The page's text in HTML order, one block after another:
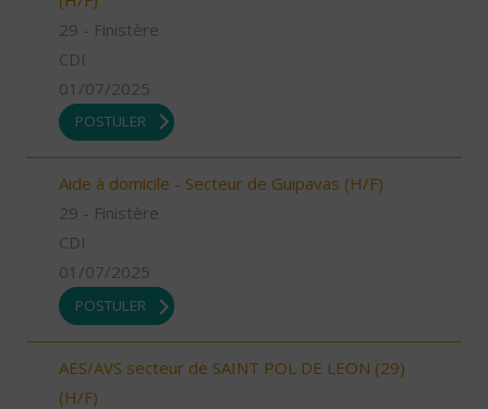
29 - Finistère
CDI
01/07/2025
POSTULER
Aide à domicile - Secteur de Guipavas (H/F)
29 - Finistère
CDI
01/07/2025
POSTULER
AES/AVS secteur de SAINT POL DE LEON (29)
(H/F)